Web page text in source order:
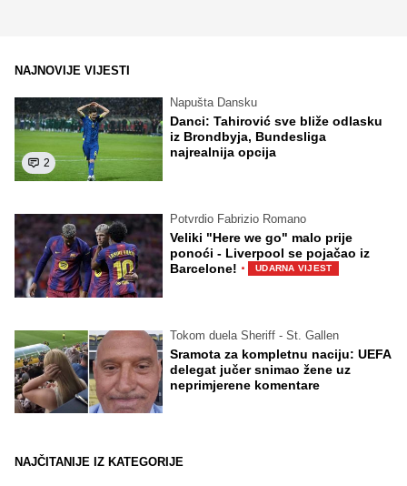
NAJNOVIJE VIJESTI
2
Napušta Dansku
Danci: Tahirović sve bliže odlasku
iz Brondbyja, Bundesliga
najrealnija opcija
Potvrdio Fabrizio Romano
Veliki "Here we go" malo prije
ponoći - Liverpool se pojačao iz
Barcelone! · UDARNA VIJEST
Tokom duela Sheriff - St. Gallen
Sramota za kompletnu naciju: UEFA
delegat jučer snimao žene uz
neprimjerene komentare
NAJČITANIJE IZ KATEGORIJE